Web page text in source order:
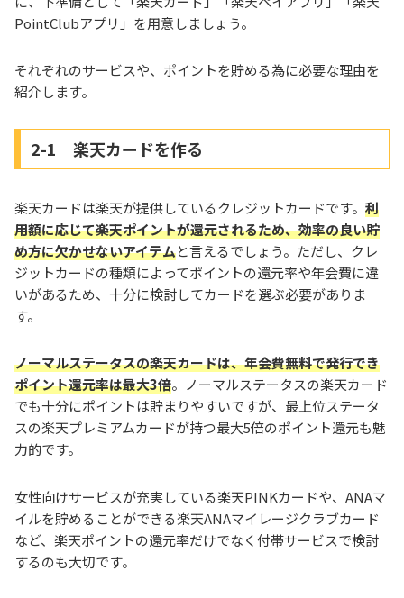
PointClubアプリ」を用意しましょう。
それぞれのサービスや、ポイントを貯める為に必要な理由を
紹介します。
2-1 楽天カードを作る
楽天カードは楽天が提供しているクレジットカードです。 利
用額に応じて楽天ポイントが還元されるため、効率の良い貯
め方に欠かせないアイテムと言えるでしょう。ただし、クレ
ジットカードの種類によってポイントの還元率や年会費に違
いがあるため、十分に検討してカードを選ぶ必要がありま
す。
ノーマルステータスの楽天カードは、年会費無料で発行でき
ポイント還元率は最大3倍。ノーマルステータスの楽天カード
でも十分にポイントは貯まりやすいですが、最上位ステータ
スの楽天プレミアムカードが持つ最大5倍のポイント還元も魅
力的です。
女性向けサービスが充実している楽天PINKカードや、ANAマ
イルを貯めることができる楽天ANAマイレージクラブカード
など、楽天ポイントの還元率だけでなく付帯サービスで検討
するのも大切です。